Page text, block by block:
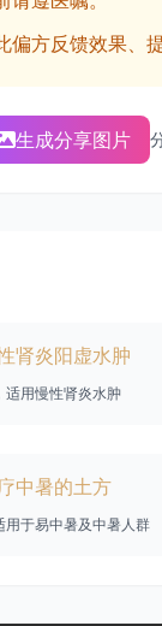
偏方反馈效果、
生成分享图片
肾炎阳虚水肿
适用慢性肾炎水肿
中暑的土方
于易中暑及中暑人群